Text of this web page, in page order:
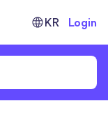
KR Login